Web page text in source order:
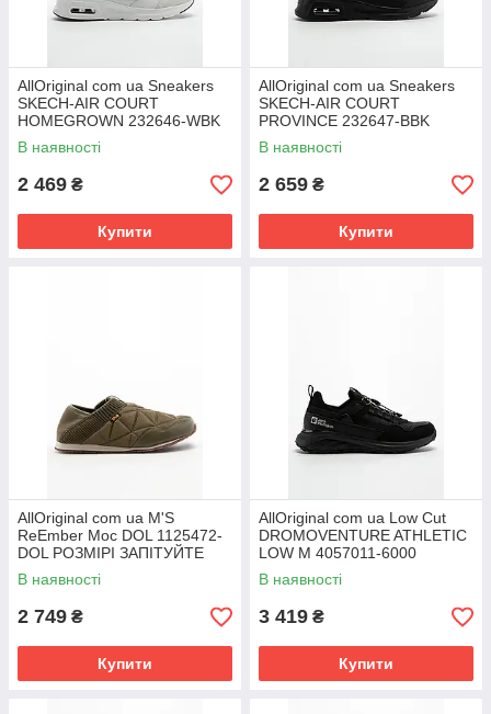
AllOriginal com ua Sneakers
SKECH-AIR COURT
HOMEGROWN 232646-WBK
РОЗМІРІ ЗАПІТУЙТЕ
В наявності
2 469 ₴
Купити
AllOriginal com ua Sneakers
SKECH-AIR COURT
PROVINCE 232647-BBK
РОЗМІРІ ЗАПІТУЙТЕ
В наявності
2 659 ₴
Купити
AllOriginal com ua M'S
ReEmber Moc DOL 1125472-
DOL РОЗМІРІ ЗАПІТУЙТЕ
В наявності
2 749 ₴
Купити
AllOriginal com ua Low Cut
DROMOVENTURE ATHLETIC
LOW M 4057011-6000
РОЗМІРИ ЗАПИТУЙТЕ
В наявності
3 419 ₴
Купити